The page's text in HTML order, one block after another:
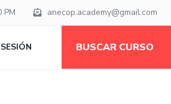
PM anecop.academy@gmail.com
BUSCAR CURSO